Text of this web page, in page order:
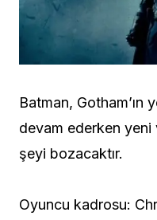
Batman, Gotham’ın
devam ederken
şeyi bozacaktır.
Oyuncu kadrosu: